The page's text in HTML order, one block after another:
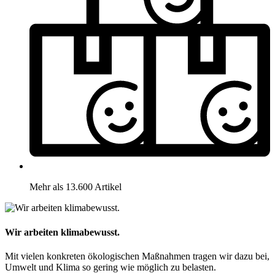
Mehr als 13.600 Artikel
Wir arbeiten klimabewusst.
Mit vielen konkreten ökologischen Maßnahmen tragen wir dazu bei,
Umwelt und Klima so gering wie möglich zu belasten.